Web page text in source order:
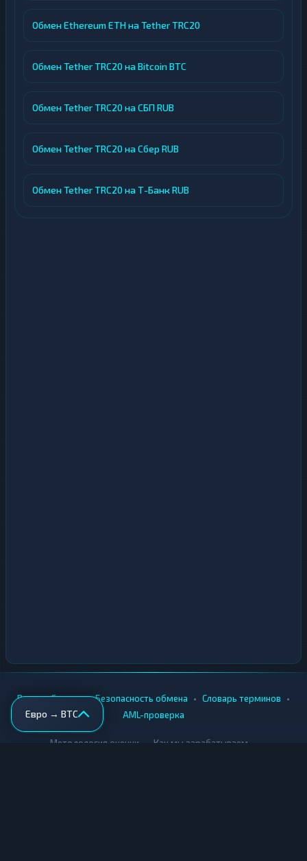
Обмен Ethereum ETH на Tether TRC20
Обмен Tether TRC20 на Bitcoin BTC
Обмен Tether TRC20 на СБП RUB
Обмен Tether TRC20 на Сбер RUB
Обмен Tether TRC20 на Т-Банк RUB
Евро → BTC
Вики • Города • Безопасность обмена • Словарь терминов •
AML-проверка
Методология оценки Как мы зарабатываем